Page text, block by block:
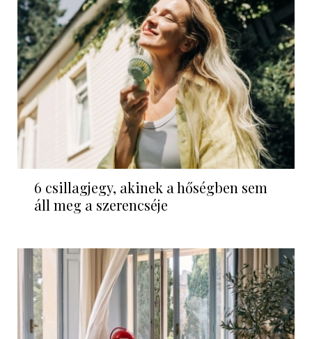
6 csillagjegy, akinek a hőségben sem
áll meg a szerencséje